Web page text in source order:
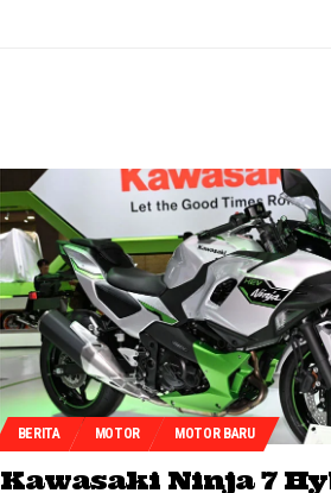
BERITA MOTOR MOTOR BARU
Kawasaki Ninja 7